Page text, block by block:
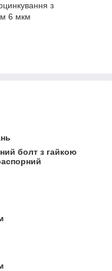
з
6 мкм
болт з гайкою